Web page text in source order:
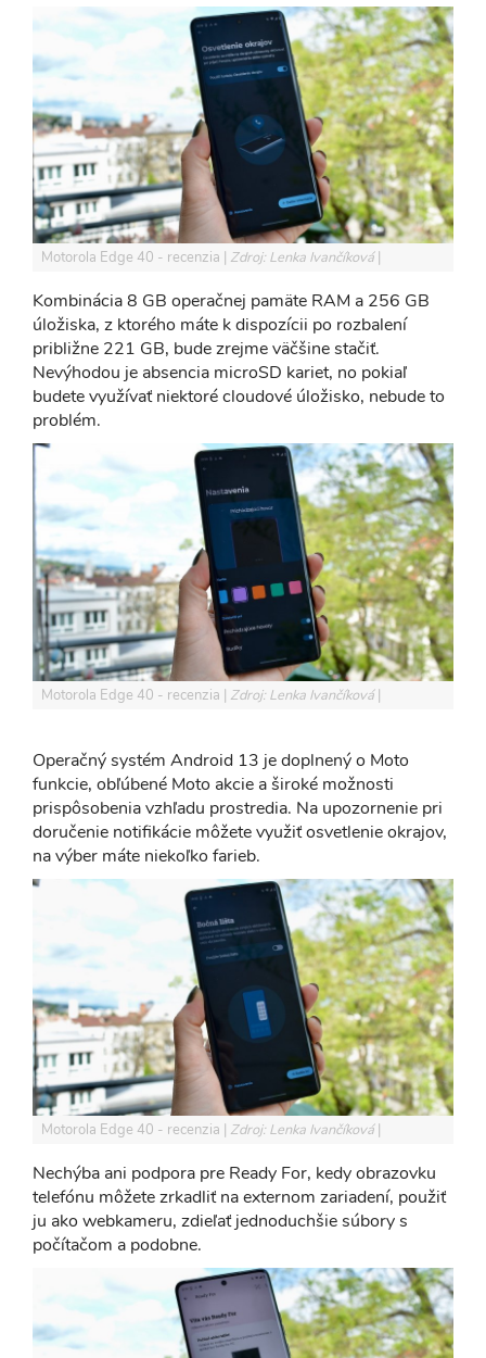
Motorola Edge 40 - recenzia Zdroj: Lenka Ivančíková
Kombinácia 8 GB operačnej pamäte RAM a 256 GB
úložiska, z ktorého máte k dispozícii po rozbalení
približne 221 GB, bude zrejme väčšine stačiť.
Nevýhodou je absencia microSD kariet, no pokiaľ
budete využívať niektoré cloudové úložisko, nebude to
problém.
Motorola Edge 40 - recenzia Zdroj: Lenka Ivančíková
Operačný systém Android 13 je doplnený o Moto
funkcie, obľúbené Moto akcie a široké možnosti
prispôsobenia vzhľadu prostredia. Na upozornenie pri
doručenie notifikácie môžete využiť osvetlenie okrajov,
na výber máte niekoľko farieb.
Motorola Edge 40 - recenzia Zdroj: Lenka Ivančíková
Nechýba ani podpora pre Ready For, kedy obrazovku
telefónu môžete zrkadliť na externom zariadení, použiť
ju ako webkameru, zdieľať jednoduchšie súbory s
počítačom a podobne.